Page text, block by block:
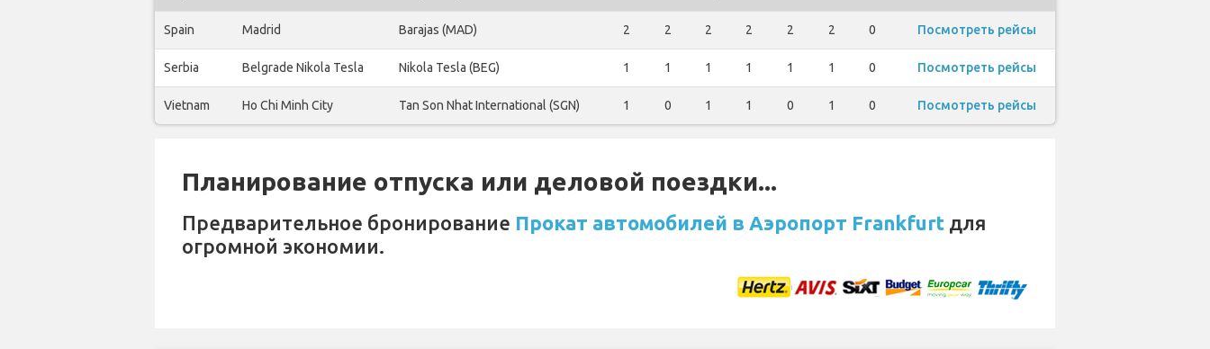
Spain Madrid Barajas (MAD) 2 2 2 2 2 2 0 Посмотреть рейсы
Serbia Belgrade Nikola Tesla Nikola Tesla (BEG) 1 1 1 1 1 1 0 Посмотреть рейсы
Vietnam Ho Chi Minh City Tan Son Nhat International (SGN) 1 0 1 1 0 1 0 Посмотреть рейсы
Планирование отпуска или деловой поездки...
Предварительное бронирование Прокат автомобилей в Аэропорт Frankfurt для
огромной экономии.